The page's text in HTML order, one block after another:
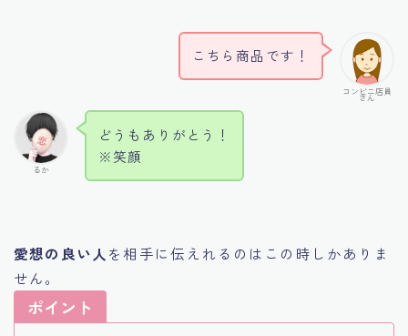
コンビニ店員
さん
こちら商品です！
るか
どうもありがとう！
※笑顔
愛想の良い人 を相手に伝えれるのはこの時しかありま
せん。
ポイント